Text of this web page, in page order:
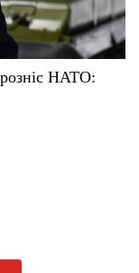
НАТО: